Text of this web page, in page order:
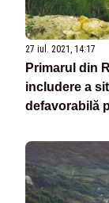
27 iul. 2021, 14:17
Primarul din
includere a
defavorabilă